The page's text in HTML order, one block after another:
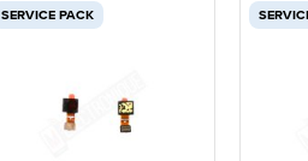
SERVICE PACK